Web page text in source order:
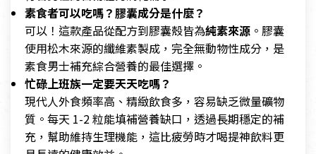
素食者可以吃嗎？膠囊成分是什麼？
可以！這款產品從配方到膠囊殼皆為純素來源 。膠囊
使用松木來源的纖維素製成，完全無動物性成分，是
素食男士補充綜合營養的最佳選擇。
忙碌上班族一定要天天吃嗎？
現代人外食頻率高、精緻飲食多，容易缺乏微量礦物
質。每天 1-2 粒能填補營養缺口，透過長期穩定的補
充，幫助維持生理機能，這比疲勞時才喝提神飲料更